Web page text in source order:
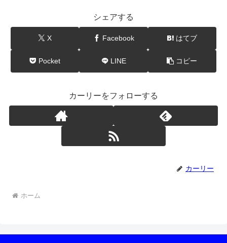
シェアする
X Facebook はてブ
Pocket LINE コピー
カーリーをフォローする
カーリー
ホーム